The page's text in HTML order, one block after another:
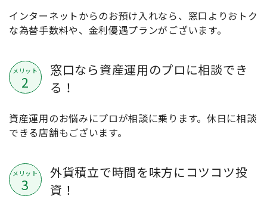
インターネットからのお預け入れなら、窓口よりおトク
な為替手数料や、金利優遇プランがございます。
メリット
2
窓口なら資産運用のプロに相談でき
る！
資産運用のお悩みにプロが相談に乗ります。休日に相談
できる店舗もございます。
メリット
3
外貨積立で時間を味方にコツコツ投
資！